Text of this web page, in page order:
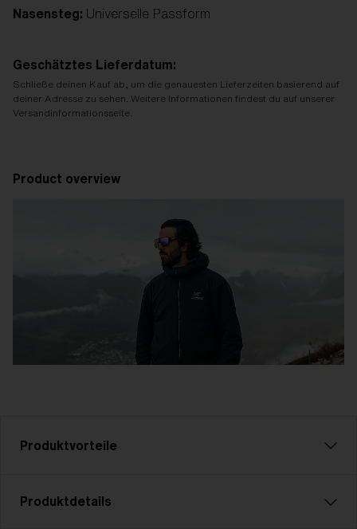
Nasensteg: Universelle Passform
Geschätztes Lieferdatum:
Schließe deinen Kauf ab, um die genauesten Lieferzeiten basierend auf
deiner Adresse zu sehen. Weitere Informationen findest du auf unserer
Versandinformationsseite.
Product overview
Produktvorteile
CE-Kennzeichnung
Produktdetails